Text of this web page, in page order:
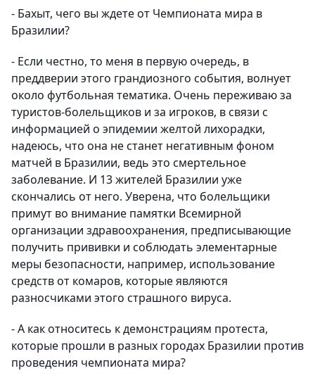
- Бахыт, чего вы ждете от Чемпионата мира в
Бразилии?
- Если честно, то меня в первую очередь, в
преддверии этого грандиозного события, волнует
около футбольная тематика. Очень переживаю за
туристов-болельщиков и за игроков, в связи с
информацией о эпидемии желтой лихорадки,
надеюсь, что она не станет негативным фоном
матчей в Бразилии, ведь это смертельное
заболевание. И 13 жителей Бразилии уже
скончались от него. Уверена, что болельщики
примут во внимание памятки Всемирной
организации здравоохранения, предписывающие
получить прививки и соблюдать элементарные
меры безопасности, например, использование
средств от комаров, которые являются
разносчиками этого страшного вируса.
- А как относитесь к демонстрациям протеста,
которые прошли в разных городах Бразилии против
проведения чемпионата мира?